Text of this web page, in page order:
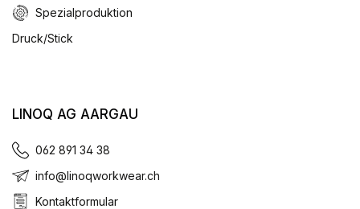
Spezialproduktion
Druck/Stick
LINOQ AG AARGAU
062 891 34 38
info@linoqworkwear.ch
Kontaktformular